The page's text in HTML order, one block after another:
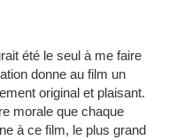
été le seul à me faire
donne au film un
original et plaisant.
morale que chaque
à ce film, le plus grand